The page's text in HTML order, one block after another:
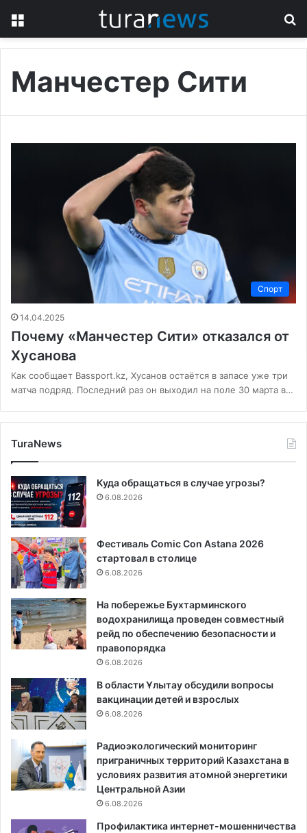
Манчестер Сити
Спорт
14.04.2025
Почему «Манчестер Сити» отказался от
Хусанова
Как сообщает Bassport.kz, Хусанов остаётся в запасе уже три
матча подряд. Последний раз он выходил на поле 30 марта в…
TuraNews
Куда обращаться в случае угрозы?
6.08.2026
Фестиваль Comic Con Astana 2026
стартовал в столице
6.08.2026
На побережье Бухтарминского
водохранилища проведен совместный
рейд по обеспечению безопасности и
правопорядка
6.08.2026
В области Ұлытау обсудили вопросы
вакцинации детей и взрослых
6.08.2026
Радиоэкологический мониторинг
приграничных территорий Казахстана в
условиях развития атомной энергетики
Центральной Азии
6.08.2026
Профилактика интернет-мошенничества